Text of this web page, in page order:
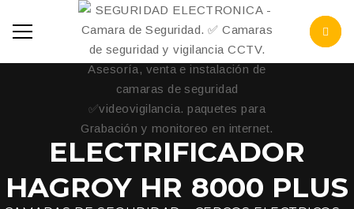
ELECTRIFICADOR
HAGROY HR 8000 PLUS